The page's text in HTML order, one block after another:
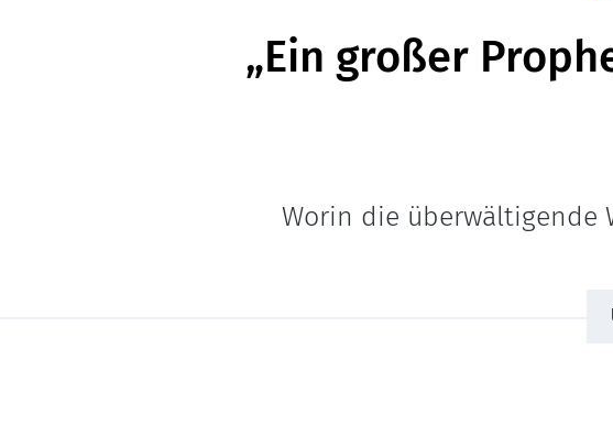
„Ein großer
Worin die überwältigende